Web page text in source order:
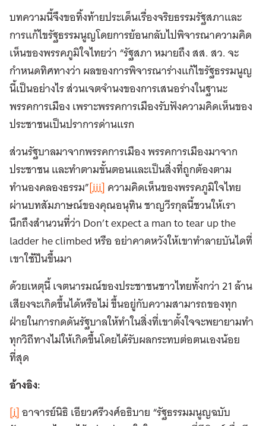
บทความนี้จึงขอทิ้งท้ายประเด็นเรื่องจริยธรรมรัฐสภาและ
การแก้ไขรัฐธรรมนูญโดยการย้อนกลับไปพิจารณาความคิด
เห็นของพรรคภูมิใจไทยว่า “รัฐสภา หมายถึง สส. สว. จะ
กำหนดทิศทางว่า ผลของการพิจารณาร่างแก้ไขรัฐธรรมนูญ
นี้เป็นอย่างไร ส่วนเจตจำนงของการเสนอร่างในฐานะ
พรรคการเมือง เพราะพรรคการเมืองรับฟังความคิดเห็นของ
ประชาชนเป็นปราการด่านแรก
ส่วนรัฐบาลมาจากพรรคการเมือง พรรคการเมืองมาจาก
ประชาชน และทำตามขั้นตอนและเป็นสิ่งที่ถูกต้องตาม
ทำนองคลองธรรม”[iii]ความคิดเห็นของพรรคภูมิใจไทย
ผ่านบทสัมภาษณ์ของคุณอนุทิน ชาญวีรกุลนี้ชวนให้เรา
นึกถึงสำนวนที่ว่า Don’t expect a man to tear up the
ladder he climbed หรือ อย่าคาดหวังให้เขาทำลายบันไดที่
เขาใช้ปีนขึ้นมา
ด้วยเหตุนี้ เจตนารมณ์ของประชาชนชาวไทยทั้งกว่า 21 ล้าน
เสียงจะเกิดขึ้นได้หรือไม่ ขึ้นอยู่กับความสามารถของทุก
ฝ่ายในการกดดันรัฐบาลให้ทำในสิ่งที่เขาตั้งใจจะพยายามทำ
ทุกวิถีทางไม่ให้เกิดขึ้นโดยได้รับผลกระทบต่อตนเองน้อย
ที่สุด
อ้างอิง:
[i]อาจารย์นิธิ เอียวศรีวงศ์อธิบาย “รัฐธรรมมนูญฉบับ